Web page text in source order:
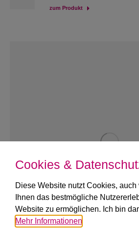
zum Produkt
Bio-Wachauer
Bio-Wachauer aus kontrolliert
Cookies &
Diese Website nutzt Cookies,
Ihnen das bestmögliche
Website zu ermöglichen. Ich bin
Mehr Informationen